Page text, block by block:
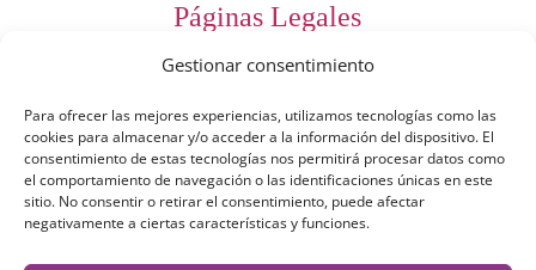
Gestionar consentimiento
Para ofrecer las mejores experiencias, utilizamos tecnologías como las
cookies para almacenar y/o acceder a la información del dispositivo. El
consentimiento de estas tecnologías nos permitirá procesar datos como
el comportamiento de navegación o las identificaciones únicas en este
sitio. No consentir o retirar el consentimiento, puede afectar
negativamente a ciertas características y funciones.
Páginas Legales
Preguntas Frecuentes
Aviso Legal
Política de Privacidad
Política de Cookies